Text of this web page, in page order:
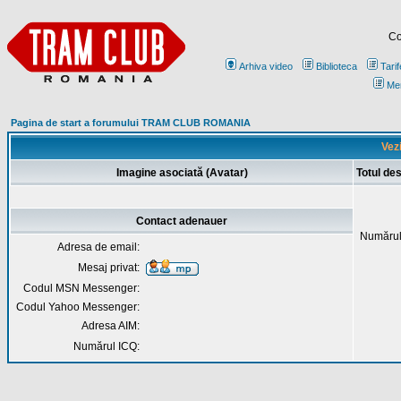
Arhiva video Biblioteca
Pagina de start a forumului TRAM CLUB ROMANIA
Imagine asociată (Avatar) Totul
Contact adenauer
Adresa de email:
Mesaj privat:
Codul MSN Messenger:
Codul Yahoo Messenger:
Adresa AIM:
Numărul ICQ: